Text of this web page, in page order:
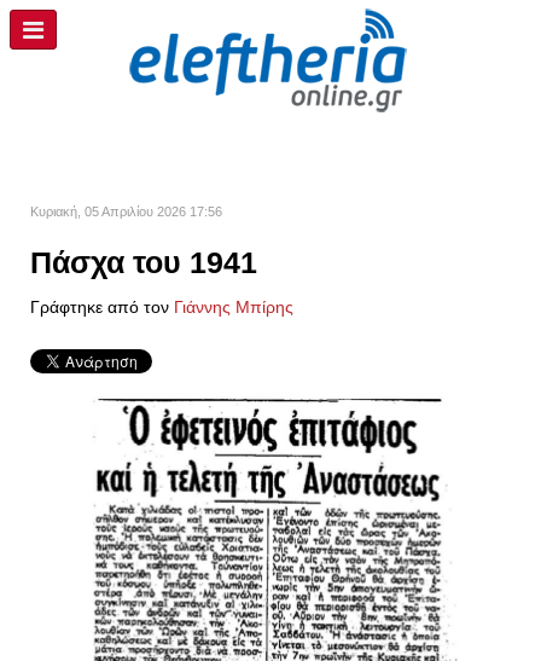
Κυριακή, 05 Απριλίου 2026 17:56
Πάσχα του 1941
Γράφτηκε από τον Γιάννης Μπίρης